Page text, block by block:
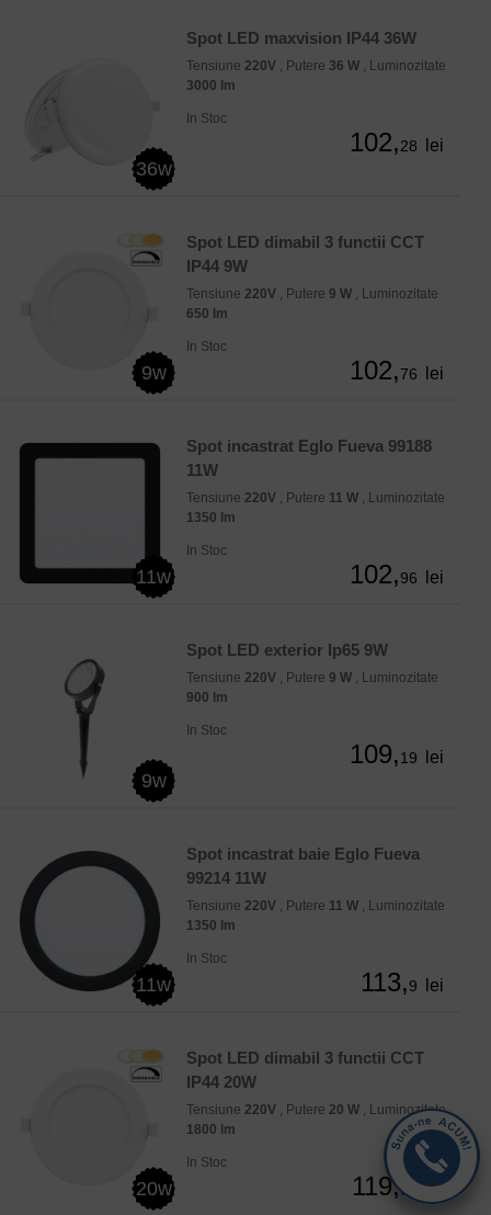
36w
Spot LED maxvision IP44 36W
Tensiune 220V , Putere 36 W , Luminozitate
3000 lm
In Stoc
102,28 lei
9w
Spot LED dimabil 3 functii CCT
IP44 9W
Tensiune 220V , Putere 9 W , Luminozitate
650 lm
In Stoc
102,76 lei
11w
Spot incastrat Eglo Fueva 99188
11W
Tensiune 220V , Putere 11 W , Luminozitate
1350 lm
In Stoc
102,96 lei
9w
Spot LED exterior Ip65 9W
Tensiune 220V , Putere 9 W , Luminozitate
900 lm
In Stoc
109,19 lei
11w
Spot incastrat baie Eglo Fueva
99214 11W
Tensiune 220V , Putere 11 W , Luminozitate
1350 lm
In Stoc
113,9 lei
20w
Spot LED dimabil 3 functii CCT
IP44 20W
Tensiune 220V , Putere 20 W , Luminozitate
1800 lm
In Stoc
119,03 lei